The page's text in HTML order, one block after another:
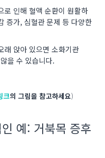
로 인해 혈액 순환이 원활하
증가, 심혈관 문제 등 다양한
래 앉아 있으면 소화기관
을 수 있습니다.
크의 그림을 참고하세요)
예: 거북목 증후